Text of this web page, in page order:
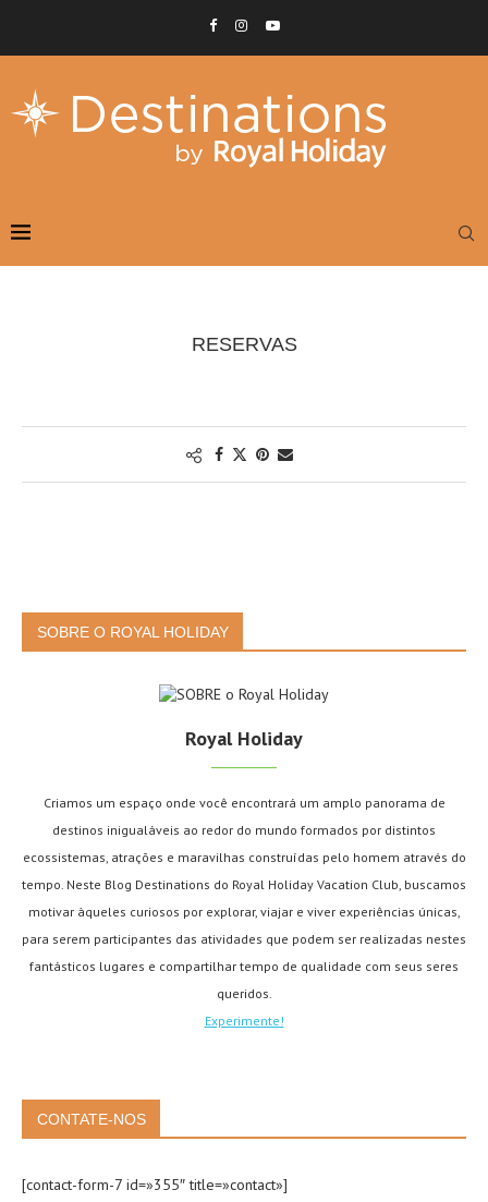
RESERVAS
SOBRE O ROYAL HOLIDAY
Royal Holiday
Criamos um espaço onde você encontrará um amplo panorama de
destinos inigualáveis ao redor do mundo formados por distintos
ecossistemas, atrações e maravilhas construídas pelo homem através do
tempo. Neste Blog Destinations do Royal Holiday Vacation Club, buscamos
motivar àqueles curiosos por explorar, viajar e viver experiências únicas,
para serem participantes das atividades que podem ser realizadas nestes
fantásticos lugares e compartilhar tempo de qualidade com seus seres
queridos.
Experimente!
CONTATE-NOS
[contact-form-7 id=»355″ title=»contact»]